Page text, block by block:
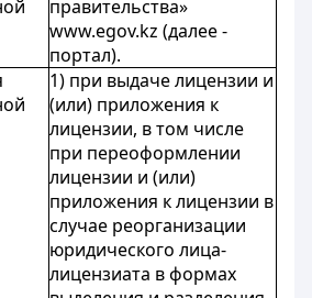
правительства»
www.egov.kz (далее -
портал).
1) при выдаче лицензии и
(или) приложения к
лицензии, в том числе
при переоформлении
лицензии и (или)
приложения к лицензии в
случае реорганизации
юридического лица-
лицензиата в формах